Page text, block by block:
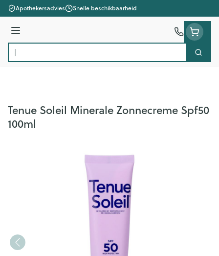
Ga naar de inhoud
Apothekersadvies Snelle beschikbaarheid
Menu
Product, merk, categorie...
Zoek
Tenue Soleil Minerale Zonnecreme Spf50
100ml